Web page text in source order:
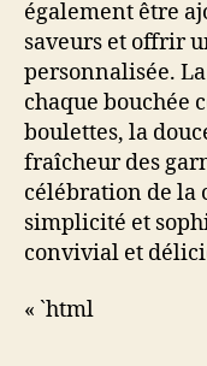
également être
saveurs et offrir
personnalisée.
chaque bouchée
boulettes, la
fraîcheur des
célébration de
simplicité et
convivial et
« `html